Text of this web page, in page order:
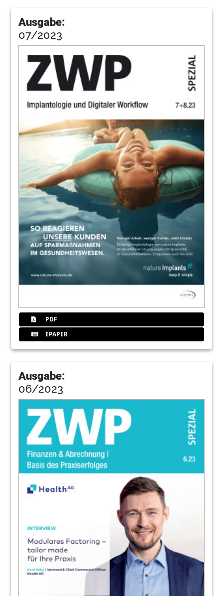
Ausgabe:
07/2023
PDF
EPAPER
Ausgabe:
06/2023